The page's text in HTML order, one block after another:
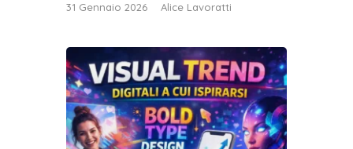
31 Gennaio 2026 Alice Lavoratti